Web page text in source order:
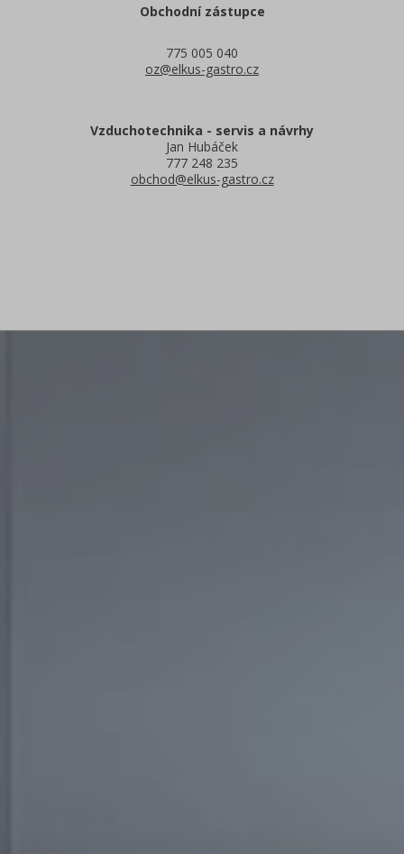
Obchodní zástupce
775 005 040
oz@elkus-gastro.cz
Vzduchotechnika - servis a návrhy
Jan Hubáček
777 248 235
obchod@elkus-gastro.cz